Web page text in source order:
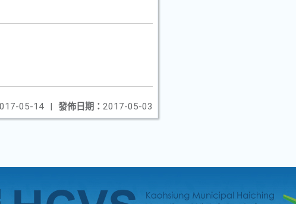
發佈日期： 2017-05-03
05-14 |